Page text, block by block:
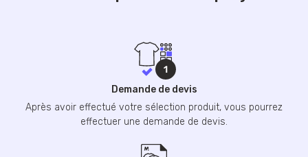
Demande de devis
Après avoir effectué votre sélection produit, vous pourrez
effectuer une demande de devis.